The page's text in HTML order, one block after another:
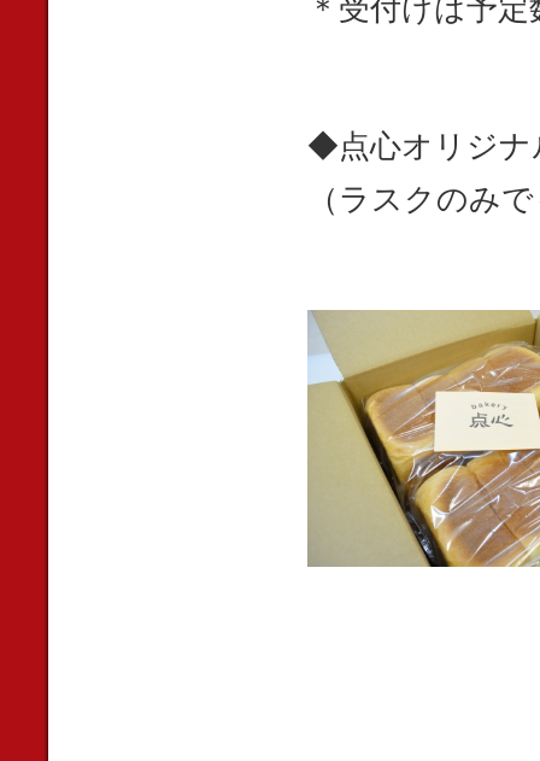
＊受付けは予
◆点心オリジナ
（ラスクのみ